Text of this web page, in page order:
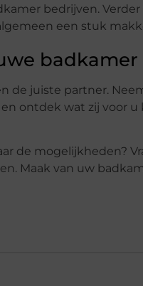
bedrijven.
een stuk
badkamer
de juiste partner.
en ontdek wat zij voor
de mogelijkheden?
Maak van uw